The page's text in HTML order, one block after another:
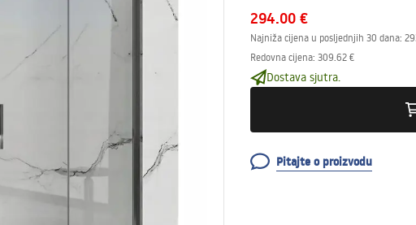
294.00 €
Najniža cijena u posljednjih 30 dana:
Redovna cijena: 309.62 €
Dostava sjutra.
Pitajte o proizvodu